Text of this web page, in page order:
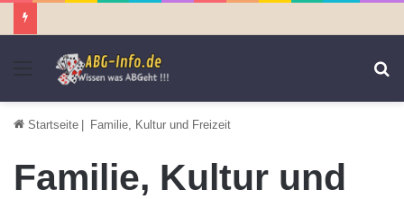
Menü
Startseite | Familie, Kultur und Freizeit
Familie, Kultur und